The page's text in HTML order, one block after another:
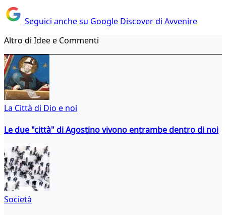
Seguici anche su Google Discover di Avvenire
Altro di Idee e Commenti
La Città di Dio e noi
Le due "città" di Agostino vivono entrambe dentro di noi
Società